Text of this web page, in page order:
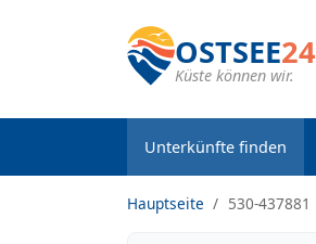
OSTSEE24
Küste können wir.
Unterkünfte finden
Hauptseite 530-437881